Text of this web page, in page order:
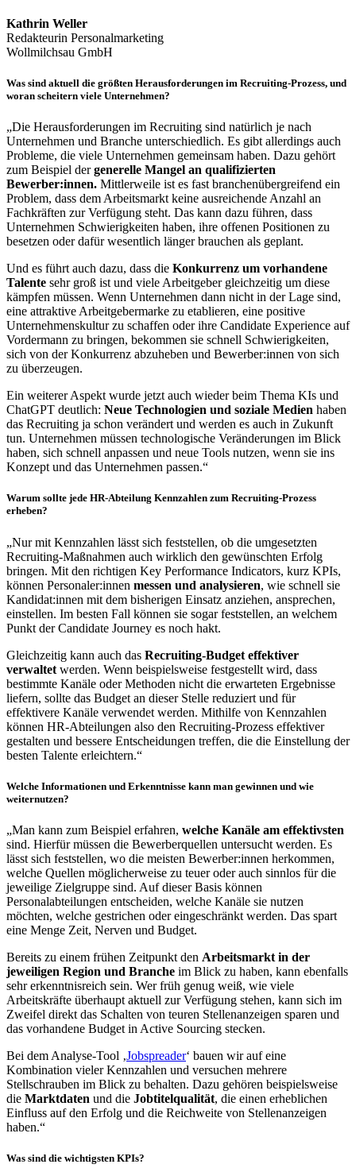
Kathrin Weller
Redakteurin Personalmarketing
Wollmilchsau GmbH
Was sind aktuell die größten Herausforderungen im Recruiting-Prozess, und
woran scheitern viele Unternehmen?
„Die Herausforderungen im Recruiting sind natürlich je nach
Unternehmen und Branche unterschiedlich. Es gibt allerdings auch
Probleme, die viele Unternehmen gemeinsam haben. Dazu gehört
zum Beispiel dergenerelle Mangel an qualifizierten
Bewerber:innen. Mittlerweile ist es fast branchenübergreifend ein
Problem, dass dem Arbeitsmarkt keine ausreichende Anzahl an
Fachkräften zur Verfügung steht. Das kann dazu führen, dass
Unternehmen Schwierigkeiten haben, ihre offenen Positionen zu
besetzen oder dafür wesentlich länger brauchen als geplant.
Und es führt auch dazu, dass die Konkurrenz um vorhandene
Talente sehr groß ist und viele Arbeitgeber gleichzeitig um diese
kämpfen müssen. Wenn Unternehmen dann nicht in der Lage sind,
eine attraktive Arbeitgebermarke zu etablieren, eine positive
Unternehmenskultur zu schaffen oder ihre Candidate Experience auf
Vordermann zu bringen, bekommen sie schnell Schwierigkeiten,
sich von der Konkurrenz abzuheben und Bewerber:innen von sich
zu überzeugen.
Ein weiterer Aspekt wurde jetzt auch wieder beim Thema KIs und
ChatGPT deutlich: Neue Technologien und soziale Medien haben
das Recruiting ja schon verändert und werden es auch in Zukunft
tun. Unternehmen müssen technologische Veränderungen im Blick
haben, sich schnell anpassen und neue Tools nutzen, wenn sie ins
Konzept und das Unternehmen passen.“
Warum sollte jede HR-Abteilung Kennzahlen zum Recruiting-Prozess
erheben?
„Nur mit Kennzahlen lässt sich feststellen, ob die umgesetzten
Recruiting-Maßnahmen auch wirklich den gewünschten Erfolg
bringen. Mit den richtigen Key Performance Indicators, kurz KPIs,
können Personaler:innen messen und analysieren, wie schnell sie
Kandidat:innen mit dem bisherigen Einsatz anziehen, ansprechen,
einstellen. Im besten Fall können sie sogar feststellen, an welchem
Punkt der Candidate Journey es noch hakt.
Gleichzeitig kann auch das Recruiting-Budget effektiver
verwaltet werden. Wenn beispielsweise festgestellt wird, dass
bestimmte Kanäle oder Methoden nicht die erwarteten Ergebnisse
liefern, sollte das Budget an dieser Stelle reduziert und für
effektivere Kanäle verwendet werden. Mithilfe von Kennzahlen
können HR-Abteilungen also den Recruiting-Prozess effektiver
gestalten und bessere Entscheidungen treffen, die die Einstellung der
besten Talente erleichtern.“
Welche Informationen und Erkenntnisse kann man gewinnen und wie
weiternutzen?
„Man kann zum Beispiel erfahren, welche Kanäle am effektivsten
sind. Hierfür müssen die Bewerberquellen untersucht werden. Es
lässt sich feststellen, wo die meisten Bewerber:innen herkommen,
welche Quellen möglicherweise zu teuer oder auch sinnlos für die
jeweilige Zielgruppe sind. Auf dieser Basis können
Personalabteilungen entscheiden, welche Kanäle sie nutzen
möchten, welche gestrichen oder eingeschränkt werden. Das spart
eine Menge Zeit, Nerven und Budget.
Bereits zu einem frühen Zeitpunkt den Arbeitsmarkt in der
jeweiligen Region und Branche im Blick zu haben, kann ebenfalls
sehr erkenntnisreich sein. Wer früh genug weiß, wie viele
Arbeitskräfte überhaupt aktuell zur Verfügung stehen, kann sich im
Zweifel direkt das Schalten von teuren Stellenanzeigen sparen und
das vorhandene Budget in Active Sourcing stecken.
Bei dem Analyse-Tool ‚Jobspreader‘ bauen wir auf eine
Kombination vieler Kennzahlen und versuchen mehrere
Stellschrauben im Blick zu behalten. Dazu gehören beispielsweise
die Marktdaten und die Jobtitelqualität, die einen erheblichen
Einfluss auf den Erfolg und die Reichweite von Stellenanzeigen
haben.“
Was sind die wichtigsten KPIs?